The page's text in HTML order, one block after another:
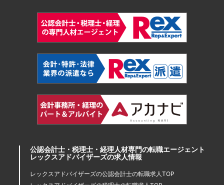
公認会計士・税理士・経理人材専門の転職エージェント
レックスアドバイザーズの求人情報
レックスアドバイザーズの公認会計士の転職求人TOP